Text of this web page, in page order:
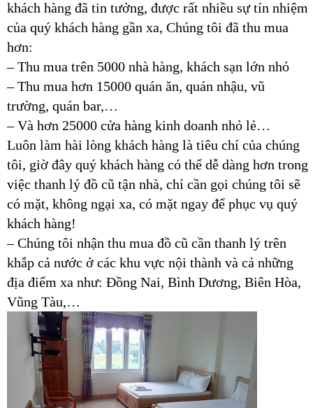
khách hàng đã tin tưởng, được rất nhiều sự tín nhiệm
của quý khách hàng gần xa, Chúng tôi đã thu mua
hơn:
– Thu mua trên 5000 nhà hàng, khách sạn lớn nhỏ
– Thu mua hơn 15000 quán ăn, quán nhậu, vũ
trường, quán bar,…
– Và hơn 25000 cửa hàng kinh doanh nhỏ lẻ…
Luôn làm hài lòng khách hàng là tiêu chí của chúng
tôi, giờ đây quý khách hàng có thể dễ dàng hơn trong
việc thanh lý đồ cũ tận nhà, chỉ cần gọi chúng tôi sẽ
có mặt, không ngại xa, có mặt ngay để phục vụ quý
khách hàng!
– Chúng tôi nhận thu mua đồ cũ cần thanh lý trên
khắp cả nước ở các khu vực nội thành và cả những
địa điểm xa như: Đồng Nai, Bình Dương, Biên Hòa,
Vũng Tàu,…